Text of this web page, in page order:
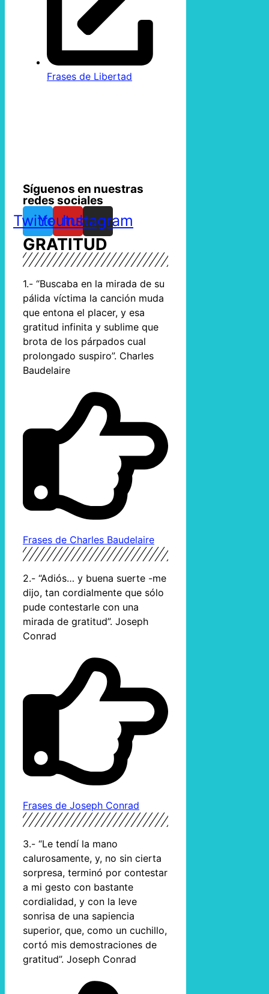
Frases de Libertad
Síguenos en nuestras
redes sociales
TwitterYoutube
Instagram
GRATITUD
1.- “Buscaba en la mirada de su
pálida víctima la canción muda
que entona el placer, y esa
gratitud infinita y sublime que
brota de los párpados cual
prolongado suspiro”. Charles
Baudelaire
Frases de Charles Baudelaire
2.- “Adiós… y buena suerte -me
dijo, tan cordialmente que sólo
pude contestarle con una
mirada de gratitud”. Joseph
Conrad
Frases de Joseph Conrad
3.- “Le tendí la mano
calurosamente, y, no sin cierta
sorpresa, terminó por contestar
a mi gesto con bastante
cordialidad, y con la leve
sonrisa de una sapiencia
superior, que, como un cuchillo,
cortó mis demostraciones de
gratitud”. Joseph Conrad